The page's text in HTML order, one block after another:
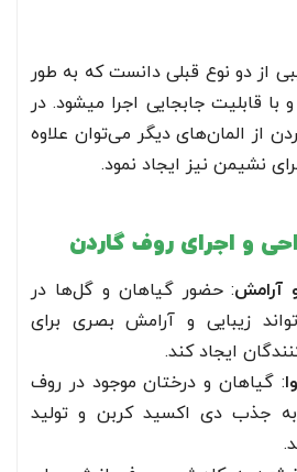
از دو نوع قبلی دانست که به طور
قابلیت جابجایی اجرا میشود. در
از المان‌های دیگر می‌توان علاوه
نشیمن نیز ایجاد نمود.
و اجرای روف گاردن
آرامش: حضور گیاهان و گل‌ها در
زیبایی و آرامش بصری برای
ایجاد کند.
: گیاهان و درختان موجود در روف
به جذب دی اکسید کربن و تولید